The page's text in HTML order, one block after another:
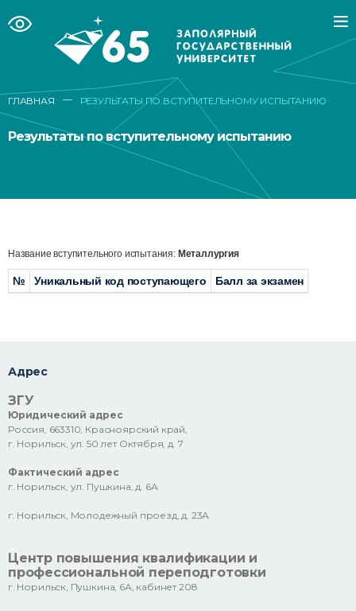
ГЛАВНАЯ — РЕЗУЛЬТАТЫ ПО ВСТУПИТЕЛЬНОМУ ИСПЫТАНИЮ
Результаты по вступительному испытанию
Название вступительного испытания: Металлургия
№ Уникальный код поступающего Балл за экзамен
Адрес
ЗГУ
Юридический адрес
Россия, 663310, Красноярский край,
г. Норильск, ул. 50 лет Октября, д. 7
Фактический адрес
г. Норильск, ул. Пушкина, д. 6А
г. Норильск, Молодежный проезд, д. 23А
Центр повышения квалификации и
профессиональной переподготовки
г. Норильск, Пушкина, 6А, кабинет 208